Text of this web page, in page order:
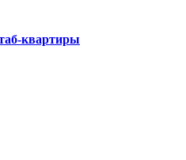
квартиры